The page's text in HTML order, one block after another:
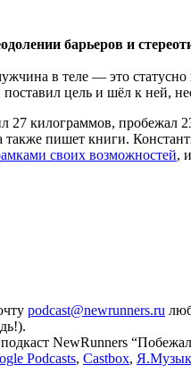
барьеров и
в теле — это
цель и шёл к ней,
27 килограммов, пробежал
пишет книги.
своих возможностей,
podcast@newrunners.ru
NewRunners
Podcasts, Castbox,